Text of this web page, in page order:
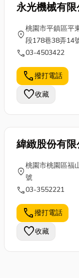
永光機械有限
location_on
桃園市平鎮區平
段178巷38弄14
call03-4503422
call撥打電話
favorite收藏
緯緻股份有限
location_on
桃園市桃園區福
號
call03-3552221
call撥打電話
favorite收藏